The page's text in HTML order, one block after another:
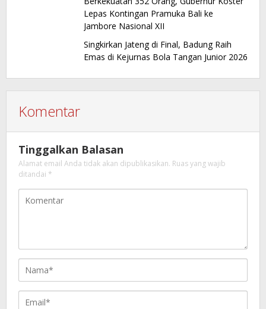
Lepas Kontingan Pramuka Bali ke
Jambore Nasional XII
Singkirkan Jateng di Final, Badung Raih
Emas di Kejurnas Bola Tangan Junior 2026
Komentar
Tinggalkan Balasan
Alamat email Anda tidak akan dipublikasikan. Ruas yang wajib
ditandai *